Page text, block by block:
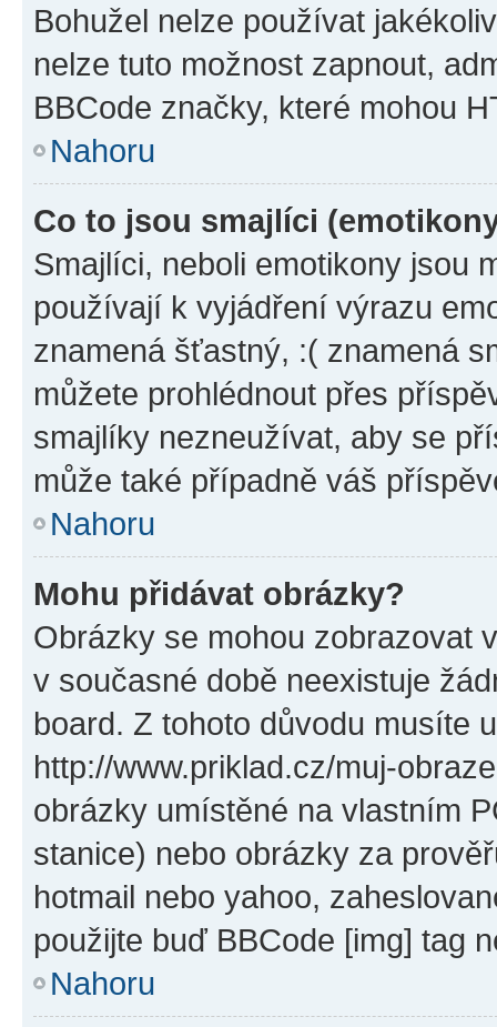
Bohužel nelze používat
nelze tuto možnost zapnout,
BBCode značky, které mohou
Nahoru
Co to jsou smajlíci
Smajlíci, neboli emotikony jsou
používají k vyjádření výrazu
znamená šťastný, :( znamená
můžete prohlédnout přes
smajlíky nezneužívat, aby se
může také případně váš
Nahoru
Mohu přidávat obrázky?
Obrázky se mohou zobrazovat
v současné době neexistuje
board. Z tohoto důvodu musíte
http://www.priklad.cz/muj-
obrázky umístěné na vlastním
stanice) nebo obrázky za
hotmail nebo yahoo,
použijte buď BBCode [img] tag
Nahoru